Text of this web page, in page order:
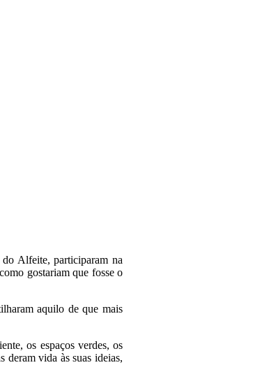
Alfeite, participaram na
gostariam que fosse o
aquilo de que mais
os espaços verdes, os
deram vida às suas ideias,